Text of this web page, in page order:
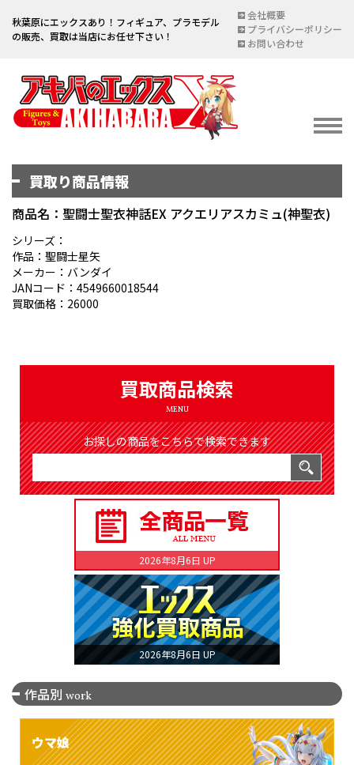
秋葉原にエックスあり！フィギュア、プラモデル
の販売、買取は当店にお任せ下さい！
会社概要
プライバシーポリシー
お問い合わせ
イベント情報
宅配買取のご案内
DELIVERY PURCHASE
買取お申し込み
ASSESSMENT
買取り商品情報
商品名：聖闘士聖衣神話EX アクエリアスカミュ(神聖衣)
シリーズ：
作品：聖闘士星矢
メーカー：バンダイ
JANコード：4549660018544
買取価格：26000
買取商品検索
MENU
お探しの商品をこちらで検索できます
2026年8月6日 UP
2026年8月6日 UP
作品別 work
ウマ娘